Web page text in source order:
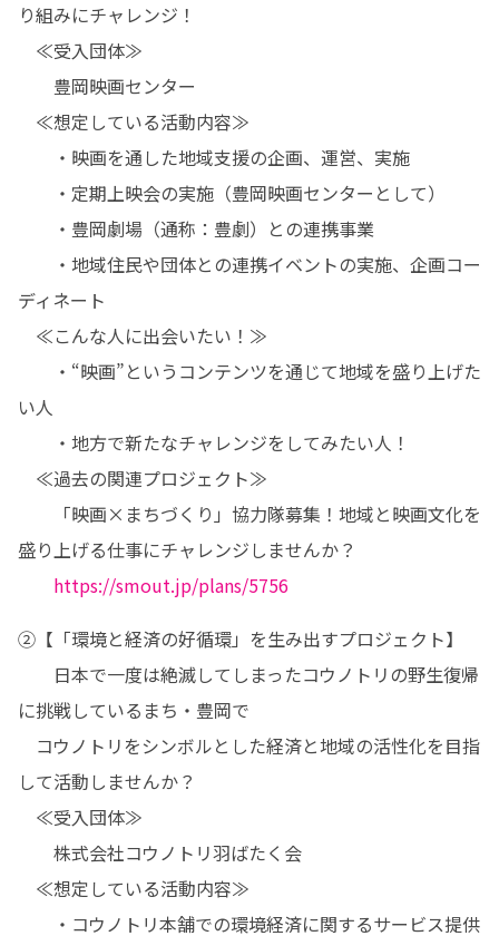
り組みにチャレンジ！
≪受入団体≫
豊岡映画センター
≪想定している活動内容≫
・映画を通した地域支援の企画、運営、実施
・定期上映会の実施（豊岡映画センターとして）
・豊岡劇場（通称：豊劇）との連携事業
・地域住民や団体との連携イベントの実施、企画コー
ディネート
≪こんな人に出会いたい！≫
・“映画”というコンテンツを通じて地域を盛り上げた
い人
・地方で新たなチャレンジをしてみたい人！
≪過去の関連プロジェクト≫
「映画×まちづくり」協力隊募集！地域と映画文化を
盛り上げる仕事にチャレンジしませんか？
https://smout.jp/plans/5756
②【「環境と経済の好循環」を生み出すプロジェクト】
日本で一度は絶滅してしまったコウノトリの野生復帰
に挑戦しているまち・豊岡で
コウノトリをシンボルとした経済と地域の活性化を目指
して活動しませんか？
≪受入団体≫
株式会社コウノトリ羽ばたく会
≪想定している活動内容≫
・コウノトリ本舗での環境経済に関するサービス提供